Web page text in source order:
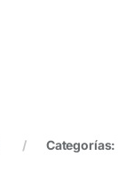
Categorías: